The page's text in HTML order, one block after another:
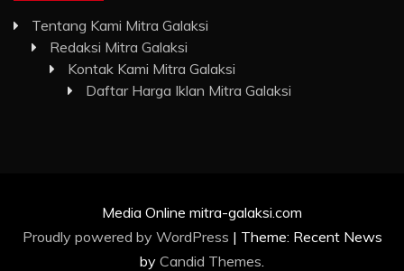
Tentang Kami Mitra Galaksi
Redaksi Mitra Galaksi
Kontak Kami Mitra Galaksi
Daftar Harga Iklan Mitra Galaksi
Media Online mitra-galaksi.com
Proudly powered by WordPress | Theme: Recent News
by Candid Themes